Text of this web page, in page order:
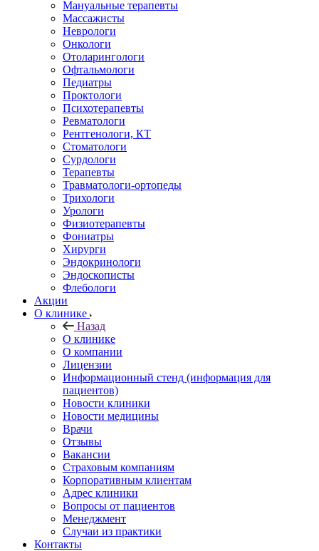
Мануальные терапевты
Массажисты
Неврологи
Онкологи
Отоларингологи
Офтальмологи
Педиатры
Проктологи
Психотерапевты
Ревматологи
Рентгенологи, КТ
Стоматологи
Сурдологи
Терапевты
Травматологи-ортопеды
Трихологи
Урологи
Физиотерапевты
Фониатры
Хирурги
Эндокринологи
Эндоскописты
Флебологи
Акции
О клинике
Назад
О клинике
О компании
Лицензии
Информационный стенд (информация для
пациентов)
Новости клиники
Новости медицины
Врачи
Отзывы
Вакансии
Страховым компаниям
Корпоративным клиентам
Адрес клиники
Вопросы от пациентов
Менеджмент
Случаи из практики
Контакты